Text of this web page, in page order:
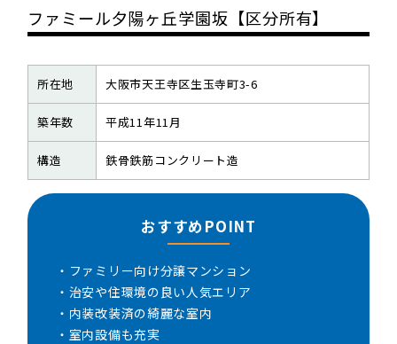
ファミール夕陽ヶ丘学園坂【区分所有】
所在地 大阪市天王寺区生玉寺町3-6
築年数 平成11年11月
構造 鉄骨鉄筋コンクリート造
おすすめPOINT
・ファミリー向け分譲マンション
・治安や住環境の良い人気エリア
・内装改装済の綺麗な室内
・室内設備も充実